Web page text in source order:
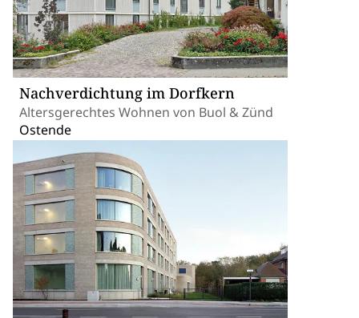
Nachverdichtung im Dorfkern
Altersgerechtes Wohnen von Buol & Zünd
Ostende